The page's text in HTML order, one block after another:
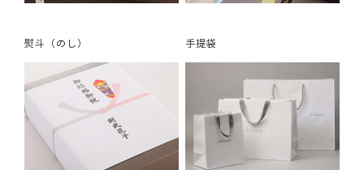
熨斗（のし） 手提袋